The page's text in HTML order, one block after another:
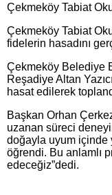
Çekmeköy Tabiat
Çekmeköy Tabiat
fidelerin hasadını
Çekmeköy Belediye
Reşadiye Altan
hasat edilerek
Başkan Orhan
uzanan süreci
doğayla uyum içinde
öğrendi. Bu anlamlı
edeceğiz”dedi.